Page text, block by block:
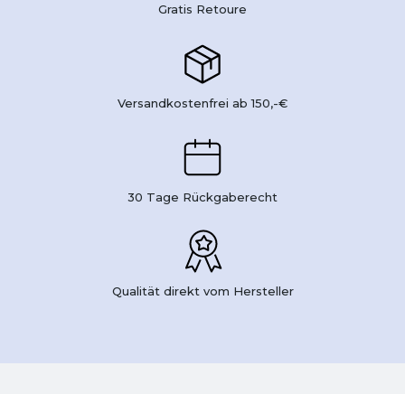
Gratis Retoure
Versandkostenfrei ab 150,-€
30 Tage Rückgaberecht
Qualität direkt vom Hersteller